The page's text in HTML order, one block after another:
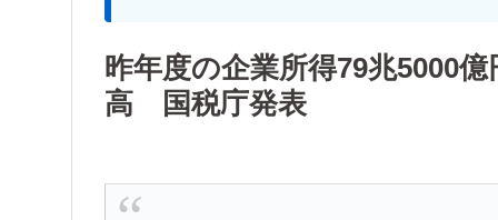
昨年度の企業所得79兆5000
高 国税庁発表